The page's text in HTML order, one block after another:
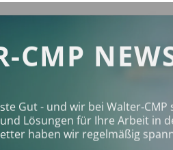
CMP
Gut - und wir bei
Lösungen für Ihre Arbeit in
haben wir regelmäßig